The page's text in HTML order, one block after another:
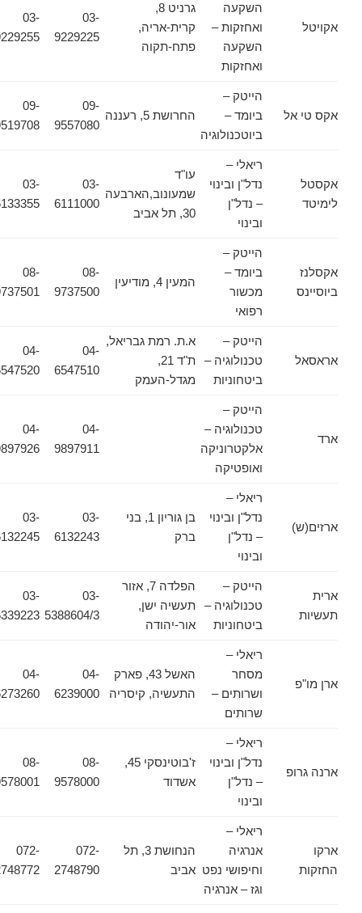
אקויטל
השקעה
ואחזקות –
השקעה
ואחזקות
גרניט 8,
קרית-אריה,
פתח-תקוה
03-
9229225
03-
9229255
אקס טי אל
הייטק –
ביומד –
ביוטכנולוגיה
החרושת 5, רעננה
09-
9557080
09-
9519708
אקסטל
לימיטד
ריאלי –
נדל"ן ובינוי
– נדל"ן
ובינוי
עו"ד
שמעונוב,הארבעה
30, תל אביב
03-
6111000
03-
6133355
אקסלנז
ביוסיינס
הייטק –
ביומד –
מכשור
רפואי
המעין 4, מודיעין
08-
9737500
08-
9737501
אראסאל
הייטק –
טכנולוגיה –
ביטחוניות
א.ת. רמת גבריאל,
ת"ד 21,
מגדל-העמק
04-
6547510
04-
6547520
ארד
הייטק –
טכנולוגיה –
אלקטרוניקה
ואופטיקה
04-
9897911
04-
9897926
ארזים(ש)
ריאלי –
נדל"ן ובינוי
– נדל"ן
ובינוי
בן גוריון 1, בני
ברק
03-
6132243
03-
6132245
ארית
תעשיות
הייטק –
טכנולוגיה –
ביטחוניות
הפלדה 7, אזור
תעשיה ישן,
אור-יהודה
03-
5388604/3
03-
5339223
ארן מו"פ
ריאלי –
מסחר
ושרותים –
שרותים
האשל 43, פארק
התעשיה, קיסריה
04-
6239000
04-
6273260
ארנה גרופ
ריאלי –
נדל"ן ובינוי
– נדל"ן
ובינוי
ז'בוטינסקי 45,
אשדוד
08-
9578000
08-
9578001
ארקו
החזקות
ריאלי –
אנרגיה
וחיפושי נפט
וגז – אנרגיה
הנחושת 3, תל
אביב
072-
2748790
072-
2748772